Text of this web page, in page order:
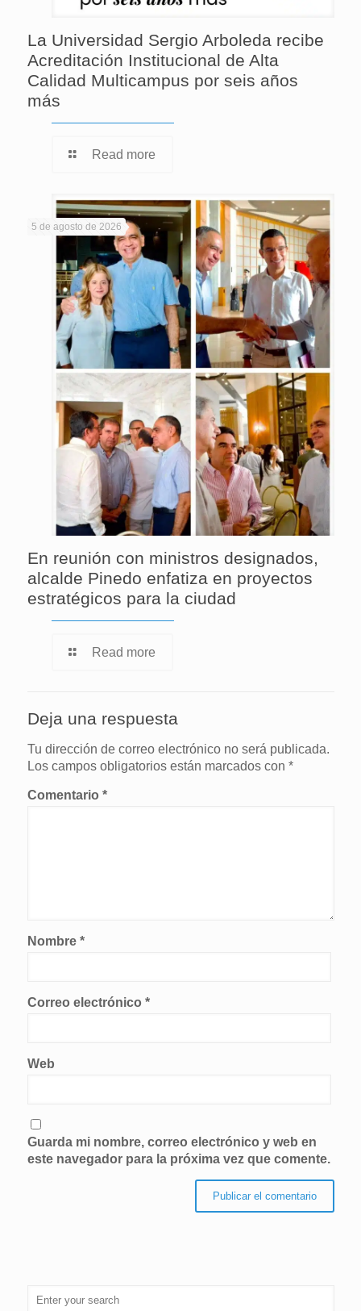
La Universidad Sergio Arboleda recibe
Acreditación Institucional de Alta
Calidad Multicampus por seis años
más
Read more
5 de agosto de 2026
En reunión con ministros designados,
alcalde Pinedo enfatiza en proyectos
estratégicos para la ciudad
Read more
Deja una respuesta
Tu dirección de correo electrónico no será publicada.
Los campos obligatorios están marcados con *
Comentario *
Nombre *
Correo electrónico *
Web
Guarda mi nombre, correo electrónico y web en
este navegador para la próxima vez que comente.